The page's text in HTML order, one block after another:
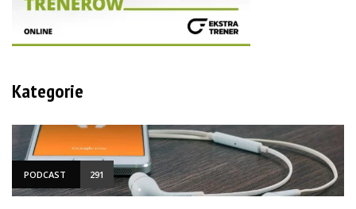
Kategorie
PODCAST 291